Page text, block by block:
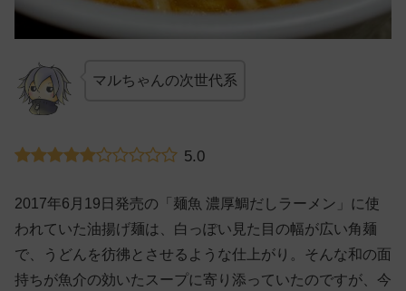
マルちゃんの次世代系
5.0
2017年6月19日発売の「麺魚 濃厚鯛だしラーメン」に使
われていた油揚げ麺は、白っぽい見た目の幅が広い角麺
で、うどんを彷彿とさせるような仕上がり。そんな和の面
持ちが魚介の効いたスープに寄り添っていたのですが、今